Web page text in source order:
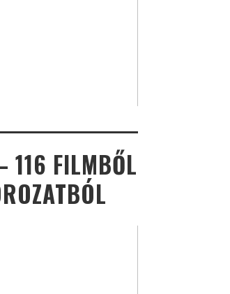
116 FILMBŐL